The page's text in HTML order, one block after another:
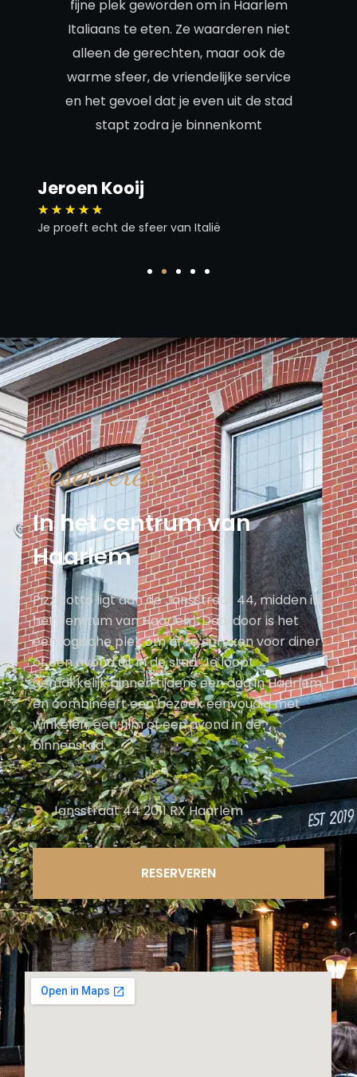
fijne plek geworden om in Haarlem
Italiaans te eten. Ze waarderen niet
alleen de gerechten, maar ook de
warme sfeer, de vriendelijke service
en het gevoel dat je even uit de stad
stapt zodra je binnenkomt
Jeroen Kooij
★ ★ ★ ★ ★
Je proeft echt de sfeer van Italië
Reserveren
In het centrum van
Haarlem
Pizzicotto ligt aan de Jansstraat 44, midden in
het centrum van Haarlem. Daardoor is het
een logische plek om af te spreken voor diner
of een avond uit in de stad. Je loopt
gemakkelijk binnen tijdens een dag in Haarlem
en combineert een bezoek eenvoudig met
winkelen, een film of een avond in de
binnenstad.
Jansstraat 44 2011 RX Haarlem
RESERVEREN​